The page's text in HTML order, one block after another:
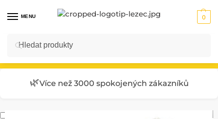
MENU 0
Vstup do E-SHOPU
🌿Více než 3000 spokojených zákazníků